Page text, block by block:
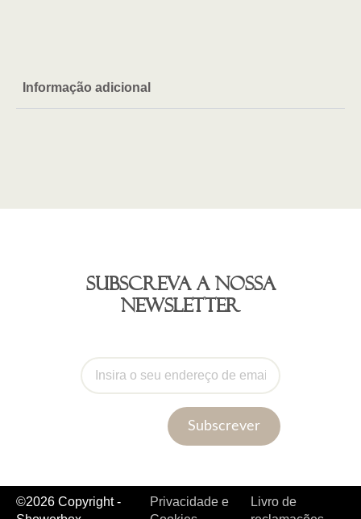
Informação adicional
Subscreva a nossa
newsletter
Subscrever
©2026 Copyright -
Privacidade e
Livro de